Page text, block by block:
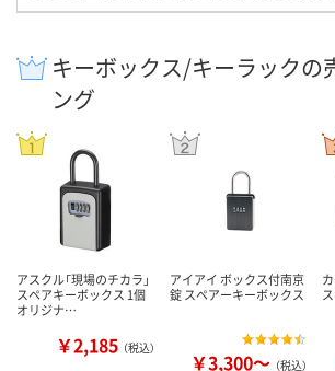
キーボックス/キーラックの
ング
アスクル「現場のチカラ」
スペアキーボックス 1個
オリジナ…
￥2,185 （税込）
アイアイ ボックス付南京
錠 スペアーキーボックス
￥3,300～ （税込）